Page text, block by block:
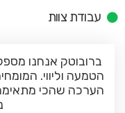
עבודת צוות
ברובוטק אנחנו
הטמעה וליווי.
הערכה שהכי